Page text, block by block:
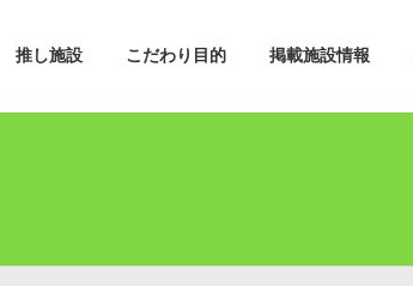
推し施設 こだわり目的 掲載施設情報